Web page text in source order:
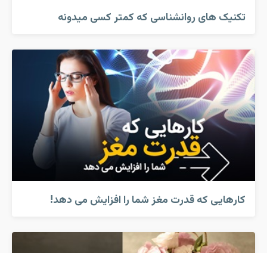
تکنیک های روانشناسی که کمتر کسی میدونه
کارهایی که قدرت مغز شما را افزایش می دهد!